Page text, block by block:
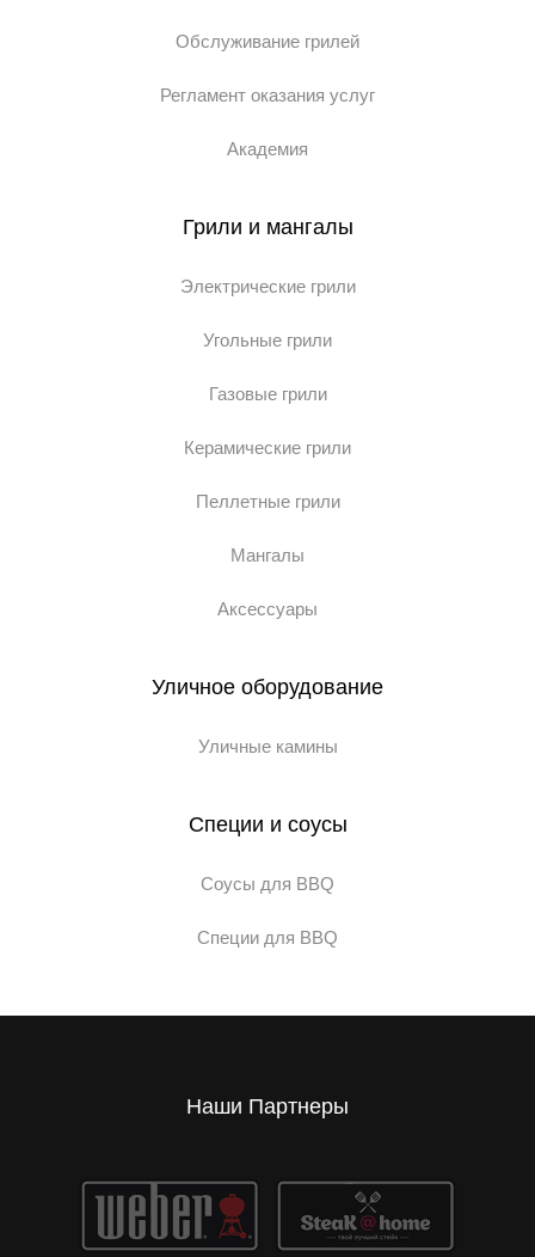
Обслуживание грилей
Регламент оказания услуг
Академия
Грили и мангалы
Электрические грили
Угольные грили
Газовые грили
Керамические грили
Пеллетные грили
Мангалы
Аксессуары
Уличное оборудование
Уличные камины
Специи и соусы
Соусы для BBQ
Специи для BBQ
Наши Партнеры